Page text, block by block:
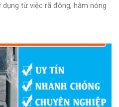
từ việc rã đông, hâm nóng